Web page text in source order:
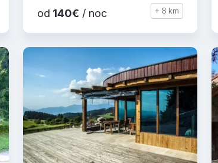
od 140€ / noc + 8 km